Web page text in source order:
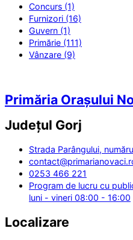
Concurs (1)
Furnizori (16)
Guvern (1)
Primărie (111)
Vânzare (9)
Primăria Orașului
Județul Gorj
Strada Parângului,
0253 466 221
Program de lucru cu
luni - vineri 08:00 - 16:00
Localizare